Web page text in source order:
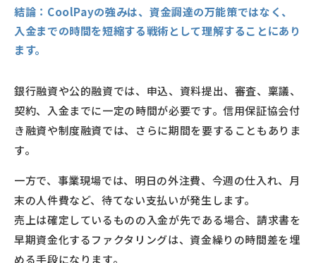
結論： CoolPayの強みは、資金調達の万能策ではなく、
入金までの時間を短縮する戦術として理解することにあり
ます。
銀行融資や公的融資では、申込、資料提出、審査、稟議、
契約、入金までに一定の時間が必要です。信用保証協会付
き融資や制度融資では、さらに期間を要することもありま
す。
一方で、事業現場では、明日の外注費、今週の仕入れ、月
末の人件費など、待てない支払いが発生します。
売上は確定しているものの入金が先である場合、請求書を
早期資金化するファクタリングは、資金繰りの時間差を埋
める手段になります。